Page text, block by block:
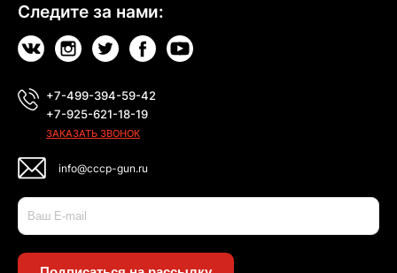
Следите за нами:
+7-499-394-59-42
+7-925-621-18-19
ЗАКАЗАТЬ ЗВОНОК
info@cccp-gun.ru